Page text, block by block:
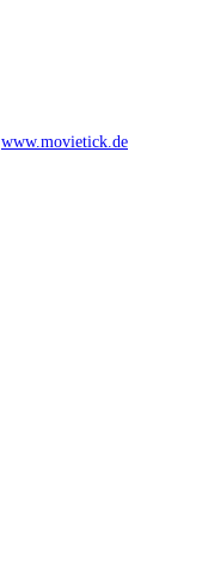
www.movietick.de